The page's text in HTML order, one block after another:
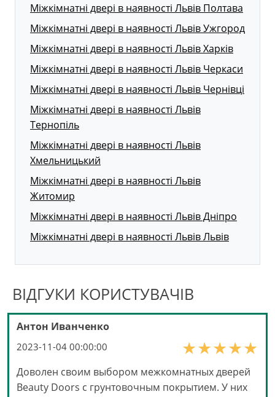
Міжкімнатні двері в наявності Львів Полтава
Міжкімнатні двері в наявності Львів Ужгород
Міжкімнатні двері в наявності Львів Харків
Міжкімнатні двері в наявності Львів Черкаси
Міжкімнатні двері в наявності Львів Чернівці
Міжкімнатні двері в наявності Львів
Тернопіль
Міжкімнатні двері в наявності Львів
Хмельницький
Міжкімнатні двері в наявності Львів
Житомир
Міжкімнатні двері в наявності Львів Дніпро
Міжкімнатні двері в наявності Львів Львів
ВІДГУКИ КОРИСТУВАЧІВ
Антон Иванченко
2023-11-04 00:00:00
Доволен своим выбором межкомнатных дверей
Beauty Doors с грунтовочным покрытием. У них